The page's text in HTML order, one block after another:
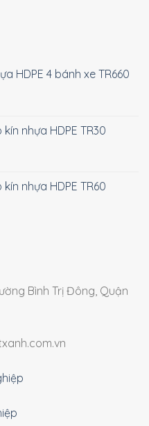
HDPE 4 bánh xe TR660
nhựa HDPE TR30
nhựa HDPE TR60
Bình Trị Đông, Quận